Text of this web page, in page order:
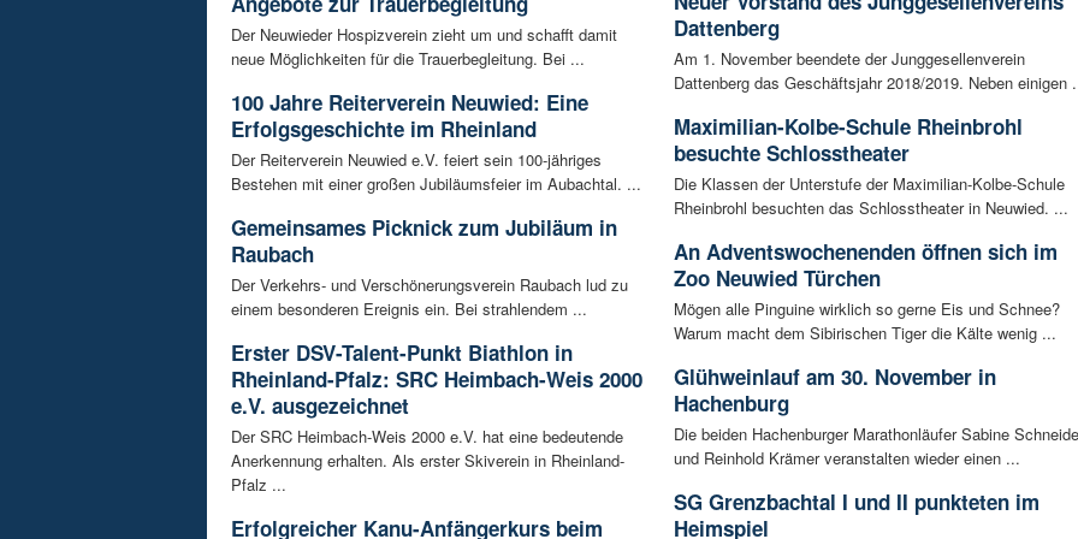
Der Neuwieder Hospizverein zieht um und schafft damit
neue Möglichkeiten für die Trauerbegleitung. Bei ...
100 Jahre Reiterverein Neuwied: Eine
Erfolgsgeschichte im Rheinland
Der Reiterverein Neuwied e.V. feiert sein 100-jähriges
Bestehen mit einer großen Jubiläumsfeier im Aubachtal. ...
Gemeinsames Picknick zum Jubiläum in
Raubach
Der Verkehrs- und Verschönerungsverein Raubach lud zu
einem besonderen Ereignis ein. Bei strahlendem ...
Erster DSV-Talent-Punkt Biathlon in
Rheinland-Pfalz: SRC Heimbach-Weis 2000
e.V. ausgezeichnet
Der SRC Heimbach-Weis 2000 e.V. hat eine bedeutende
Anerkennung erhalten. Als erster Skiverein in Rheinland-
Pfalz ...
Erfolgreicher Kanu-Anfängerkurs beim
Dattenberg
Am 1. November beendete der Junggesellenverein
Dattenberg das Geschäftsjahr 2018/2019. Neben einigen
Maximilian-Kolbe-Schule Rheinbrohl
besuchte Schlosstheater
Die Klassen der Unterstufe der Maximilian-Kolbe-Schule
Rheinbrohl besuchten das Schlosstheater in Neuwied. ...
An Adventswochenenden öffnen sich im
Zoo Neuwied Türchen
Mögen alle Pinguine wirklich so gerne Eis und Schnee?
Warum macht dem Sibirischen Tiger die Kälte wenig ...
Glühweinlauf am 30. November in
Hachenburg
Die beiden Hachenburger Marathonläufer Sabine
und Reinhold Krämer veranstalten wieder einen ...
SG Grenzbachtal I und II punkteten im
Heimspiel